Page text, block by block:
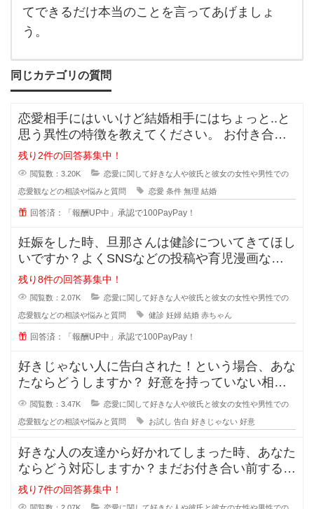
は
あ
ま
一
緒
に
出
き
た
く
な
い
か
と
思
てできるだけ本当のことを言ってあげましょ
う。
同じカテゴリの質問
恋愛相手にはいいけど結婚相手にはちょっと..と
思う異性の特徴を教えてください。 お付き合い
をしている間に相手のいい
残り2件の回答募集中！
閲覧数：3.20K 恋愛に関して好きな人や彼氏と彼女の女性や男性での
恋愛観などの相談や悩みと質問 恋愛 条件 無理 結婚
回答済：「報酬UP中」承認で100PayPay！
妊娠をした時、旦那さんは健診についてきてほし
いですか？よくSNSなどの投稿や育児漫画など
を見ていたりすると、仲の良さそう
残り8件の回答募集中！
閲覧数：2.07K 恋愛に関して好きな人や彼氏と彼女の女性や男性での
恋愛観などの相談や悩みと質問 健診 妊婦 結婚 赤ちゃん
回答済：「報酬UP中」承認で100PayPay！
好きじゃない人に告白された！という場合、あな
たならどうしますか？ 好意を持っていない相手
からの告白、結構戸惑ったり
閲覧数：3.47K 恋愛に関して好きな人や彼氏と彼女の女性や男性での
恋愛観などの相談や悩みと質問 お試し 告白 好きじゃない 好意
好きな人の友達から好かれてしまった時、あなた
ならどう対応しますか？まだお付き合い前する段
階で、2人だとまだぎこちないから
残り7件の回答募集中！